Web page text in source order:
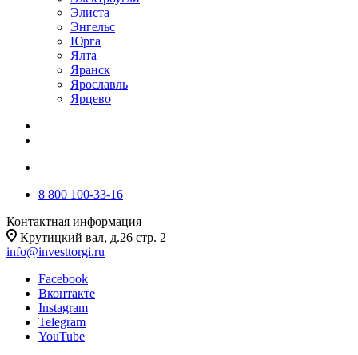
Элиста
Энгельс
Юрга
Ялта
Яранск
Ярославль
Ярцево
8 800 100-33-16
Контактная информация
Крутицкий вал, д.26 стр. 2
info@investtorgi.ru
Facebook
Вконтакте
Instagram
Telegram
YouTube